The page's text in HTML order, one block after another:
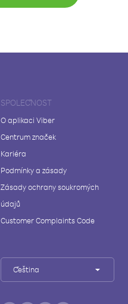
SPOLEČNOST
O aplikaci Viber
Centrum značek
Kariéra
Podmínky a zásady
Zásady ochrany soukromých
údajů
Customer Complaints Code
Čeština